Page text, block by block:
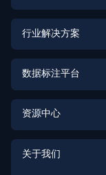
语音识别训练数据集
语音合成训练数据集
OCR训练数据集
激光雷达点云数据定制
OCR数据定制
行为识别数据定制
行业解决方案
智能驾驶解决方案
数据标注平台
数据标注平台
数据标注实训平台
资源中心
关于我们